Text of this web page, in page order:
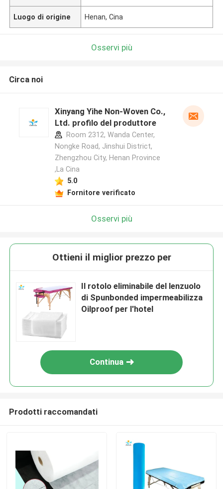
Luogo di origine Henan, Cina
Osservi più
Circa noi
Xinyang Yihe Non-Woven Co.,
Ltd. profilo del produttore
Room 2312, Wanda Center,
Nongke Road, Jinshui District,
Zhengzhou City, Henan Province
,La Cina
5.0
Fornitore verificato
Osservi più
Ottieni il miglior prezzo per
Il rotolo eliminabile del lenzuolo
di Spunbonded impermeabilizza
Oilproof per l'hotel
Continua
Prodotti raccomandati